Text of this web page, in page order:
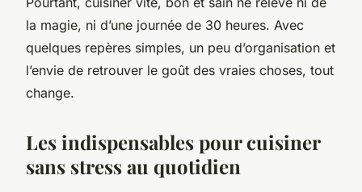
la magie, ni d’une journée de 30 heures. Avec
quelques repères simples, un peu d’organisation et
l’envie de retrouver le goût des vraies choses, tout
change.
Les indispensables pour cuisiner
sans stress au quotidien